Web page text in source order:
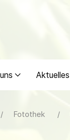
Aktuelles
Fotothek